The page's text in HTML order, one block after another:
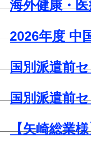
海外健康・
2026年度 中
国別派遣前
国別派遣前
【矢崎総業